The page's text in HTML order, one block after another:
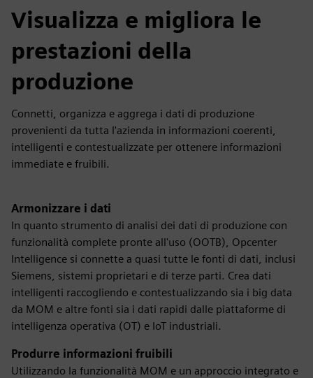
Visualizza e migliora le
prestazioni della
produzione
Connetti, organizza e aggrega i dati di produzione
provenienti da tutta l'azienda in informazioni coerenti,
intelligenti e contestualizzate per ottenere informazioni
immediate e fruibili.
Armonizzare i dati
In quanto strumento di analisi dei dati di produzione con
funzionalità complete pronte all'uso (OOTB), Opcenter
Intelligence si connette a quasi tutte le fonti di dati, inclusi
Siemens, sistemi proprietari e di terze parti. Crea dati
intelligenti raccogliendo e contestualizzando sia i big data
da MOM e altre fonti sia i dati rapidi dalle piattaforme di
intelligenza operativa (OT) e IoT industriali.
Produrre informazioni fruibili
Utilizzando la funzionalità MOM e un approccio integrato e